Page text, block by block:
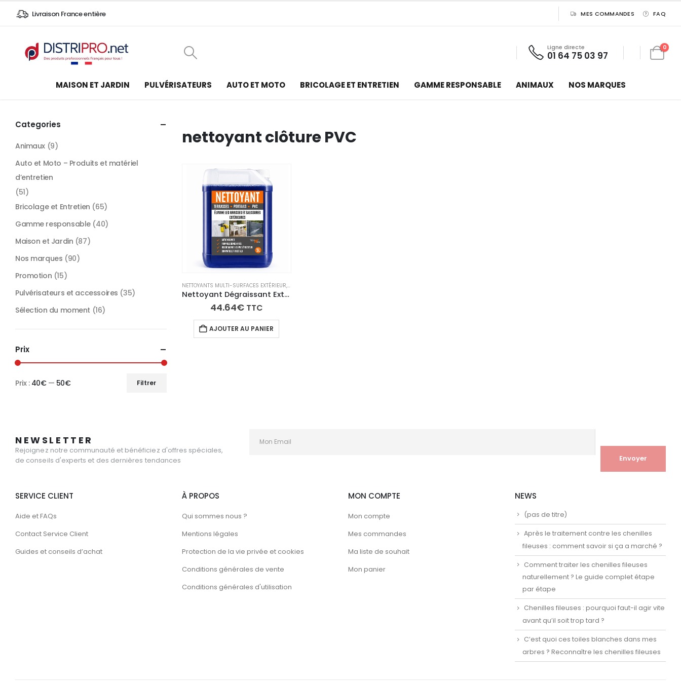
Livraison France entière MES COMMANDES FAQ
Ligne directe
01 64 75 03 97
0
MAISON ET JARDIN PULVÉRISATEURS AUTO ET MOTO BRICOLAGE ET ENTRETIEN GAMME RESPONSABLE ANIMAUX NOS MARQUES
nettoyant clôture PVC
NETTOYANTS MULTI-SURFACES EXTÉRIEUR, PRODUITS D’ENTRETIEN PISCINE ET SPA
Nettoyant Dégraissant Extérieur Concentré | Terrasses, PVC, Portails & Volets – Fasti’OUT
44.64€ TTC
AJOUTER AU PANIER
Categories
Animaux (9)
Auto et Moto – Produits et matériel
d’entretien
(51)
Bricolage et Entretien (65)
Gamme responsable (40)
Maison et Jardin (87)
Nos marques (90)
Promotion (15)
Pulvérisateurs et accessoires (35)
Sélection du moment (16)
Prix
Filtrer
Prix : 40€— 50€
NEWSLETTER
Rejoignez notre communauté et bénéficiez d'offres spéciales,
de conseils d'experts et des dernières tendances
SERVICE CLIENT
Aide et FAQs
Contact Service Client
Guides et conseils d’achat
À PROPOS
Qui sommes nous ?
Mentions légales
Protection de la vie privée et cookies
Conditions générales de vente
Conditions générales d'utilisation
MON COMPTE
Mon compte
Mes commandes
Ma liste de souhait
Mon panier
NEWS
(pas de titre)
Après le traitement contre les chenilles
fileuses : comment savoir si ça a marché ?
Comment traiter les chenilles fileuses
naturellement ? Le guide complet étape
par étape
Chenilles fileuses : pourquoi faut-il agir vite
avant qu’il soit trop tard ?
C’est quoi ces toiles blanches dans mes
arbres ? Reconnaître les chenilles fileuses